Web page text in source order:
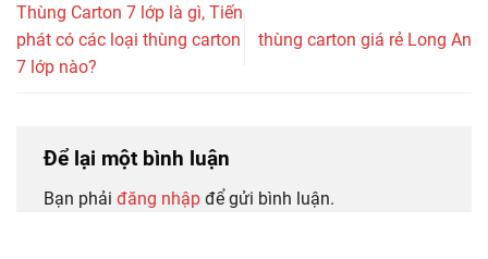
Thùng Carton 7 lớp là gì, Tiến
phát có các loại thùng carton
7 lớp nào?
thùng carton giá rẻ Long An
Để lại một bình luận
Bạn phải đăng nhập để gửi bình luận.